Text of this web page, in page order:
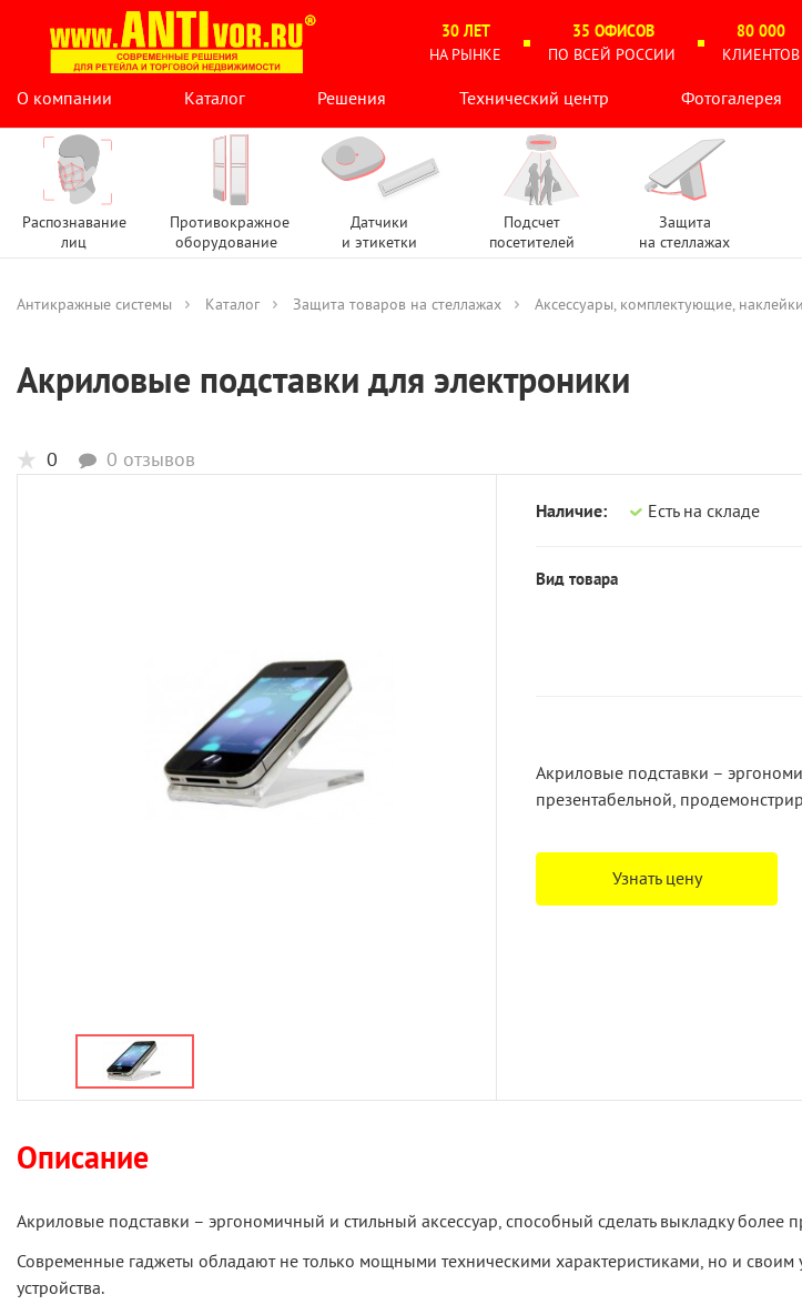
30 ЛЕТ
НА РЫНКЕ
35 ОФИСОВ
ПО ВСЕЙ РОССИИ
80 000
КЛИЕНТОВ
О компании
Каталог Решения Технический центр Фотогалерея
Распознавание
лиц
Противокражное
оборудование
Датчики
и этикетки
Подсчет
посетителей
Защита
на стеллажах
Антикражные системы Каталог Защита товаров на стеллажах Аксессуары, комплектующие, наклейки
Акриловые подставки для электроники
0 0 отзывов
Наличие: Есть на складе
Вид товара
Акриловые подставки –
презентабельной,
Узнать цену
Описание
Акриловые подставки – эргономичный и стильный аксессуар, способный сделать выкладку
Современные гаджеты обладают не только мощными техническими характеристиками, но и
устройства.